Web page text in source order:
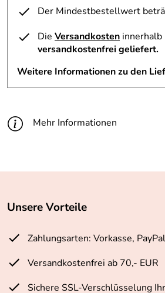
Der Mindestbestellwert
Die Versandkosten
versandkostenfrei geliefert.
Weitere Informationen zu den
Mehr Informationen
Unsere Vorteile
Zahlungsarten: Vorkasse,
Versandkostenfrei ab 70,- EUR
Sichere SSL-Verschlüsselung